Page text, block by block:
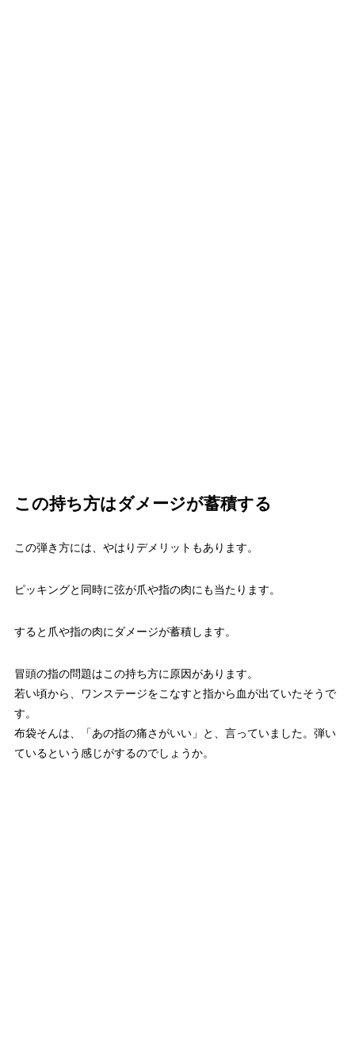
この持ち方はダメージが蓄積する
この弾き方には、やはりデメリットもあります。
ピッキングと同時に弦が爪や指の肉にも当たります。
すると爪や指の肉にダメージが蓄積します。
冒頭の指の問題はこの持ち方に原因があります。
若い頃から、ワンステージをこなすと指から血が出ていたそうで
す。
布袋そんは、「あの指の痛さがいい」と、言っていました。弾い
ているという感じがするのでしょうか。